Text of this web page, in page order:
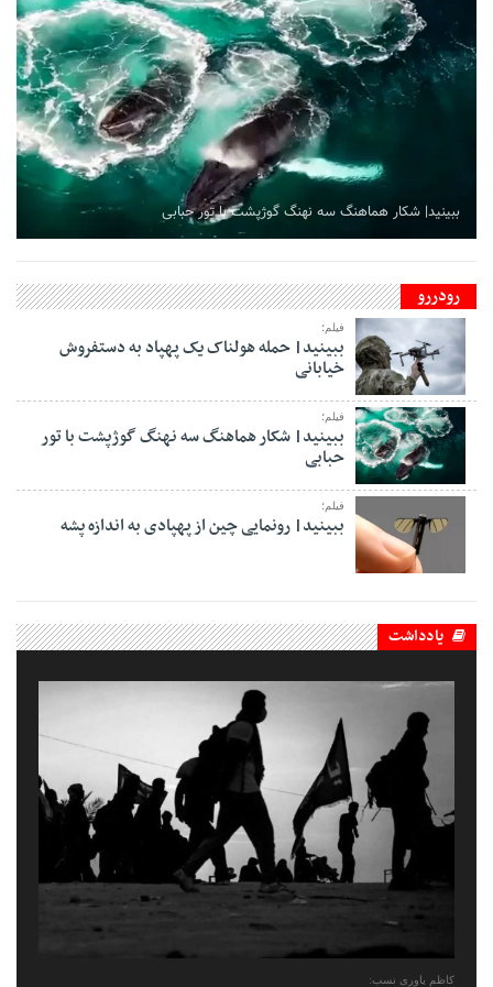
ببینید| شکار هماهنگ سه نهنگ گوژپشت با تور حبابی
رودررو
فیلم؛
ببینید| حمله هولناک یک پهپاد به دستفروش
خیابانی
فیلم؛
ببینید| شکار هماهنگ سه نهنگ گوژپشت با تور
حبابی
فیلم؛
ببینید| رونمایی چین از پهپادی به اندازه پشه
یادداشت
کاظم یاوری نسب: